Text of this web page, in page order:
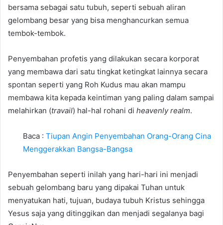
bersama sebagai satu tubuh, seperti sebuah aliran
gelombang besar yang bisa menghancurkan semua
tembok-tembok.
Penyembahan profetis yang dilakukan secara korporat
yang membawa dari satu tingkat ketingkat lainnya secara
spontan seperti yang Roh Kudus mau akan mampu
membawa kita kepada keintiman yang paling dalam sampai
melahirkan (travail) hal-hal rohani di heavenly realm.
Baca : Tiupan Angin Penyembahan Orang-Orang Cina
Menggerakkan Bangsa-Bangsa
Penyembahan seperti inilah yang hari-hari ini menjadi
sebuah gelombang baru yang dipakai Tuhan untuk
menyatukan hati, tujuan, budaya tubuh Kristus sehingga
Yesus saja yang ditinggikan dan menjadi segalanya bagi